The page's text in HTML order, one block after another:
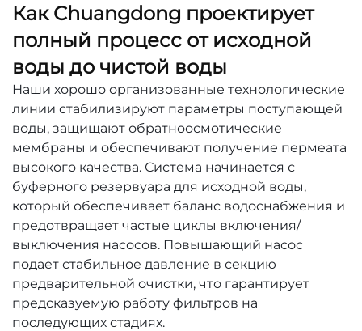
Как Chuangdong проектирует
полный процесс от исходной
воды до чистой воды
Наши хорошо организованные технологические
линии стабилизируют параметры поступающей
воды, защищают обратноосмотические
мембраны и обеспечивают получение пермеата
высокого качества. Система начинается с
буферного резервуара для исходной воды,
который обеспечивает баланс водоснабжения и
предотвращает частые циклы включения/
выключения насосов. Повышающий насос
подает стабильное давление в секцию
предварительной очистки, что гарантирует
предсказуемую работу фильтров на
последующих стадиях.